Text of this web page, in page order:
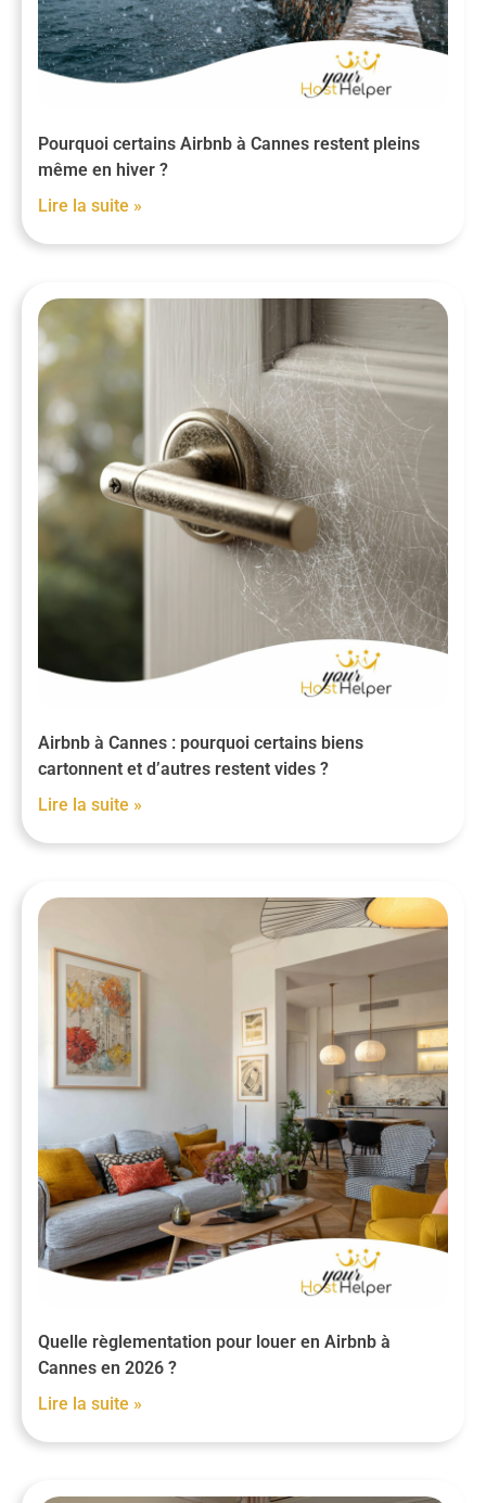
Pourquoi certains Airbnb à Cannes restent pleins
même en hiver ?
Lire la suite »
Airbnb à Cannes : pourquoi certains biens
cartonnent et d’autres restent vides ?
Lire la suite »
Quelle règlementation pour louer en Airbnb à
Cannes en 2026 ?
Lire la suite »